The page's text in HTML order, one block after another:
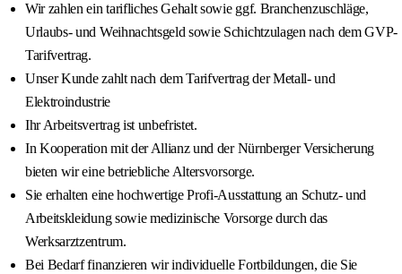
Wir zahlen ein tarifliches Gehalt sowie ggf. Branchenzuschläge,
Urlaubs- und Weihnachtsgeld sowie Schichtzulagen nach dem GVP-
Tarifvertrag.
Unser Kunde zahlt nach dem Tarifvertrag der Metall- und
Elektroindustrie
Ihr Arbeitsvertrag ist unbefristet.
In Kooperation mit der Allianz und der Nürnberger Versicherung
bieten wir eine betriebliche Altersvorsorge.
Sie erhalten eine hochwertige Profi-Ausstattung an Schutz- und
Arbeitskleidung sowie medizinische Vorsorge durch das
Werksarztzentrum.
Bei Bedarf finanzieren wir individuelle Fortbildungen, die Sie